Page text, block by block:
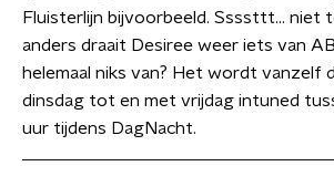
Fluisterlijn bijvoorbeeld. Ssssttt… niet
anders draait Desiree weer iets van
helemaal niks van? Het wordt vanzelf
dinsdag tot en met vrijdag intuned
uur tijdens DagNacht.